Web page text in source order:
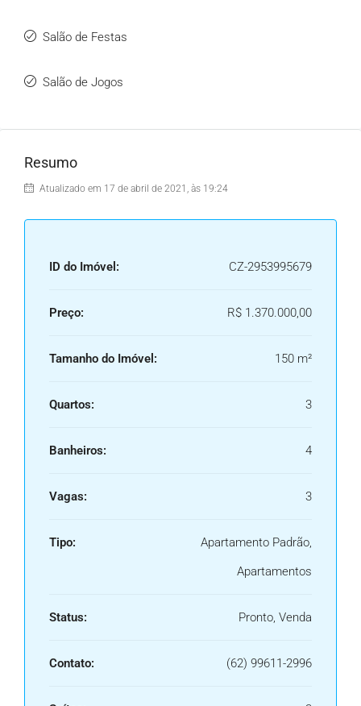
Salão de Festas
Salão de Jogos
Resumo
Atualizado em 17 de abril de 2021, às 19:24
ID do Imóvel: CZ-2953995679
Preço: R$ 1.370.000,00
Tamanho do Imóvel: 150 m²
Quartos: 3
Banheiros: 4
Vagas: 3
Tipo:
Apartamento Padrão,
Apartamentos
Status: Pronto, Venda
Contato: (62) 99611-2996